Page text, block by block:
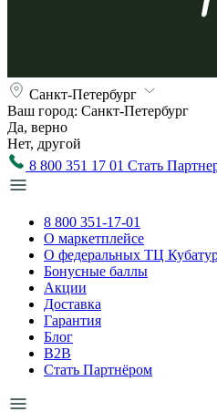
Санкт-Петербург
Ваш город: Санкт-Петербург
Да, верно
Нет, другой
8 800 351 17 01 Стать
8 800 351-17-01
О маркетплейсе
О федеральных ТЦ
Бонусные баллы
Акции
Доставка
Гарантия
Блог
B2B
Стать Партнёром